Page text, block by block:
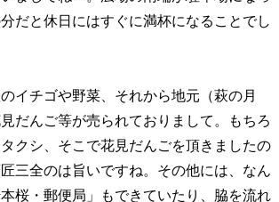
だと休日にはすぐに満杯になることでし
イチゴや野菜、それから地元（萩の月
だんご等が売られておりまして。もちろ
クシ、そこで花見だんごを頂きましたの
三全のは旨いですね。その他には、なん
桜・郵便局」もできていたり、脇を流れ